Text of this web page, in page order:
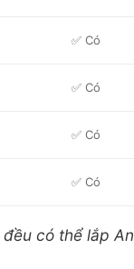
✅ Có
✅ Có
✅ Có
✅ Có
đều có thể lắp